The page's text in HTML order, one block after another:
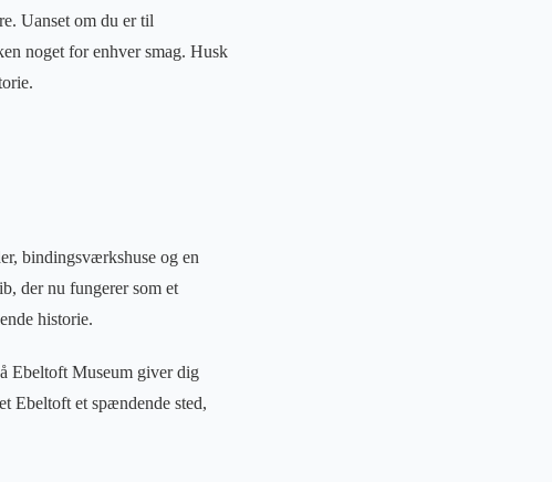
Uanset om du er til
noget for enhver smag. Husk
bindingsværkshuse og en
der nu fungerer som et
historie.
Ebeltoft Museum giver dig
Ebeltoft et spændende sted,